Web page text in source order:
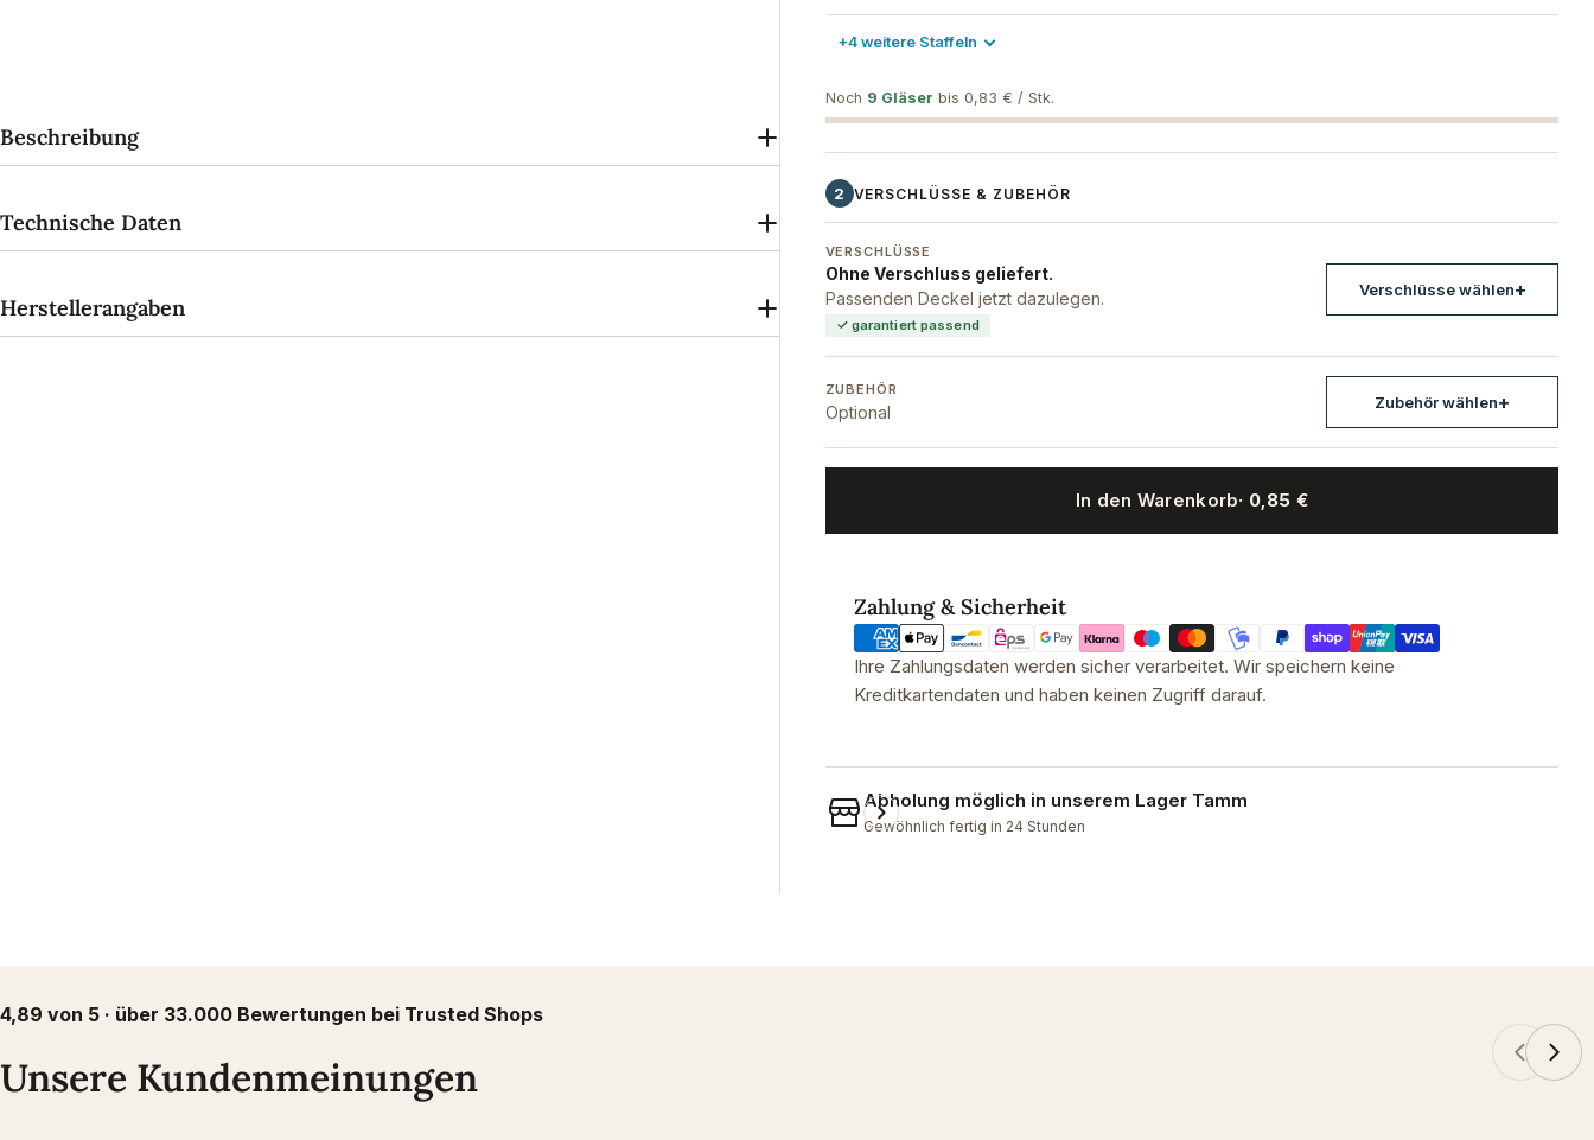
Beschreibung
Technische Daten
Herstellerangaben
+4 weitere Staffeln
Noch 9 Gläser bis 0,83 € / Stk.
2 VERSCHLÜSSE & ZUBEHÖR
VERSCHLÜSSE
Ohne Verschluss geliefert.
Passenden Deckel jetzt dazulegen.
✓ garantiert passend
Verschlüsse wählen
ZUBEHÖR
Optional Zubehör wählen
In den Warenkorb· 0,85 €
Zahlung & Sicherheit
Zahlungsmethoden
Ihre Zahlungsdaten werden sicher verarbeitet. Wir speichern keine
Kreditkartendaten und haben keinen Zugriff darauf.
Abholung möglich in unserem Lager Tamm
Gewöhnlich fertig in 24 Stunden
4,89 von 5 · über 33.000 Bewertungen bei Trusted Shops
Unsere Kundenmeinungen